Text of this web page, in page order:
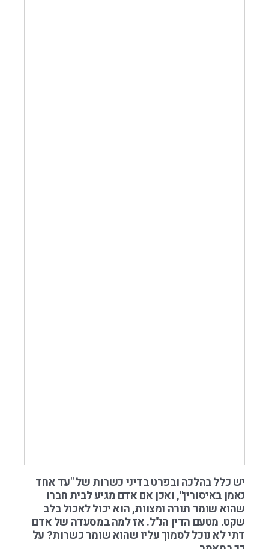
יש כלל בהלכה ובפרט בדיני כשרות של "עד אחד
נאמן באיסורין", ואכן אם אדם מגיע לבית חברו
שהוא שומר תורה ומצוות, הוא יכול לאכול בלב
שקט. מטעם הדין הנ"ל. אז למה במסעדה של אדם
דתי לא נוכל לסמוך עליו שהוא שומר כשרות? על